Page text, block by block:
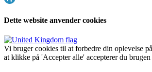
Dette website anvender cookies
Vi bruger cookies til at forbedre din oplevelse
at klikke på 'Accepter alle' accepterer du